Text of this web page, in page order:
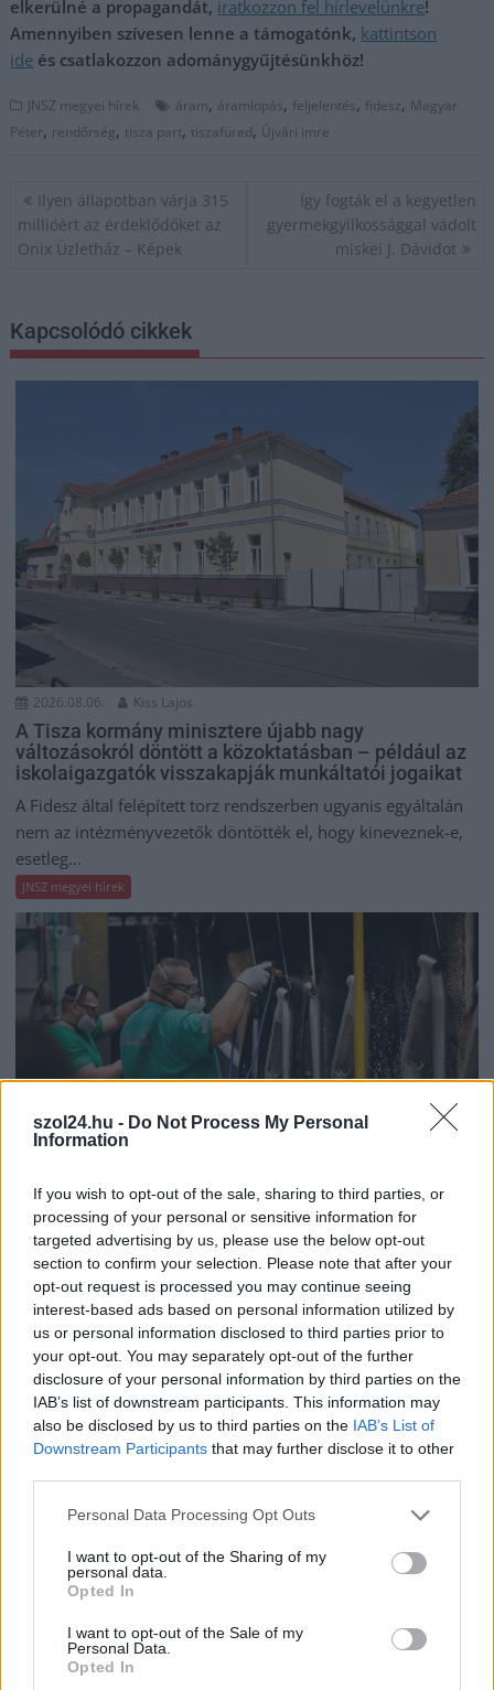
szol24.hu - Do Not Process My Personal
Information
If you wish to opt-out of the sale, sharing to third parties, or
processing of your personal or sensitive information for
targeted advertising by us, please use the below opt-out
section to confirm your selection. Please note that after your
opt-out request is processed you may continue seeing
interest-based ads based on personal information utilized by
us or personal information disclosed to third parties prior to
your opt-out. You may separately opt-out of the further
disclosure of your personal information by third parties on the
IAB’s list of downstream participants. This information may
also be disclosed by us to third parties on the IAB’s List of
Downstream Participants that may further disclose it to other
Please note that this website/app uses one or more Google
not limited to your visit or usage behaviour. You may click to
grant or deny consent to Google and its third-party tags to
use your data for below specified purposes in below Google
consent section.
Personal Data Processing Opt Outs
I want to opt-out of the Sharing of my
personal data.
Opted In
I want to opt-out of the Sale of my
Personal Data.
Opted In
elkerülné a propagandát, iratkozzon fel hírlevelünkre!
Amennyiben szívesen lenne a támogatónk, kattintson
ide és csatlakozzon adománygyűjtésünkhöz!
JNSZ megyei hírek áram, áramlopás, feljelentés, fidesz, Magyar
Péter, rendőrség, tisza part, tiszafüred, Újvári imre
Bejegyzés
navigáció
Ilyen állapotban várja 315
millióért az érdeklődőket az
Onix Üzletház – Képek
Így fogták el a kegyetlen
gyermekgyilkossággal vádolt
miskei J. Dávidot
Kapcsolódó cikkek
2026.08.06. Kiss Lajos
A Tisza kormány minisztere újabb nagy
változásokról döntött a közoktatásban – például az
iskolaigazgatók visszakapják munkáltatói jogaikat
A Fidesz által felépített torz rendszerben ugyanis egyáltalán
nem az intézményvezetők döntötték el, hogy kineveznek-e,
esetleg...
JNSZ megyei hírek
2026.08.06. Fazekas Adrián
Csődbe ment a tószegi Accell Hunland, a hazai
kerékpárgyártás meghatározó szereplője
Leállt a termelés a tószegi üzemben, miközben a holland
anyavállalat fizetési haladékot kért. Az európai
kerékpáripar...
JNSZ megyei hírek